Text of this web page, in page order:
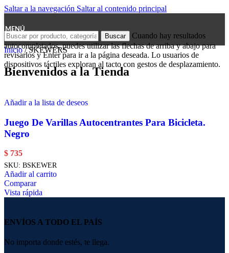
Saltar a la navegación Saltar al contenido principal
MENÚ
Buscar
Cuando hay resultados
autocompletados, puedes utilizar las flechas de arriba y abajo para
revisarlos y Enter para ir a la página deseada. Lo usuarios de
dispositivos táctiles exploran al tacto con gestos de desplazamiento.
Inicio/ SKEWERS
Bienvenidos a la Tienda
Añadir a la lista de deseos
Juego De Varillas Autocentrantes Para Bicicleta.
Negro
$ 735
SKU: BSKEWER
Añadir al carrito
Comparar
Vista rápida
ENVÍOS A TODO EL PAÍS
No importa donde estés, te llega.